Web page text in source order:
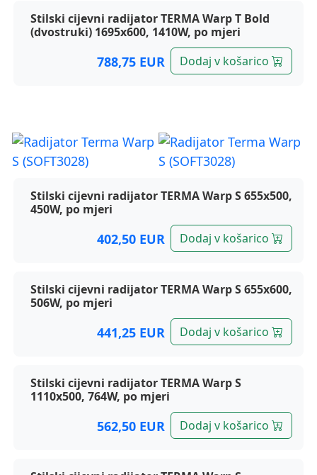
Stilski cijevni radijator TERMA Warp T Bold
(dvostruki) 1695x600, 1410W, po mjeri
788,75 EUR Dodaj v košarico
Stilski cijevni radijator TERMA Warp S 655x500,
450W, po mjeri
402,50 EUR Dodaj v košarico
Stilski cijevni radijator TERMA Warp S 655x600,
506W, po mjeri
441,25 EUR Dodaj v košarico
Stilski cijevni radijator TERMA Warp S
1110x500, 764W, po mjeri
562,50 EUR Dodaj v košarico